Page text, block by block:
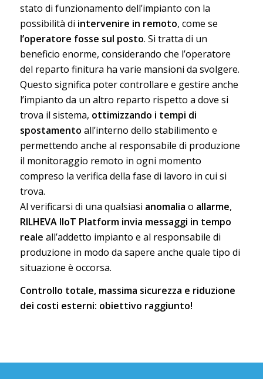
stato di funzionamento dell’impianto con la
possibilità di intervenire in remoto, come se
l’operatore fosse sul posto. Si tratta di un
beneficio enorme, considerando che l’operatore
del reparto finitura ha varie mansioni da svolgere.
Questo significa poter controllare e gestire anche
l’impianto da un altro reparto rispetto a dove si
trova il sistema, ottimizzando i tempi di
spostamento all’interno dello stabilimento e
permettendo anche al responsabile di produzione
il monitoraggio remoto in ogni momento
compreso la verifica della fase di lavoro in cui si
trova.
Al verificarsi di una qualsiasi anomalia o allarme,
RILHEVA IIoT Platform invia messaggi in tempo
reale all’addetto impianto e al responsabile di
produzione in modo da sapere anche quale tipo di
situazione è occorsa.
Controllo totale, massima sicurezza e riduzione
dei costi esterni: obiettivo raggiunto!